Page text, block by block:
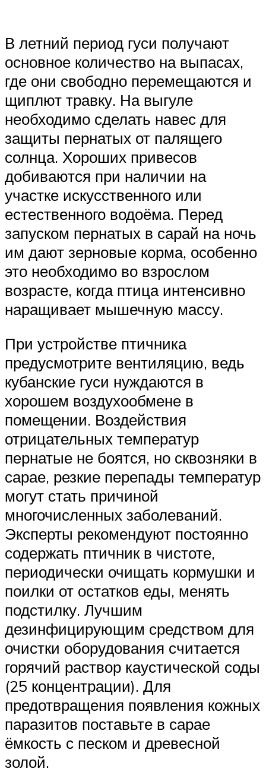
В летний период гуси получают
основное количество на выпасах,
где они свободно перемещаются и
щиплют травку. На выгуле
необходимо сделать навес для
защиты пернатых от палящего
солнца. Хороших привесов
добиваются при наличии на
участке искусственного или
естественного водоёма. Перед
запуском пернатых в сарай на ночь
им дают зерновые корма, особенно
это необходимо во взрослом
возрасте, когда птица интенсивно
наращивает мышечную массу.
При устройстве птичника
предусмотрите вентиляцию, ведь
кубанские гуси нуждаются в
хорошем воздухообмене в
помещении. Воздействия
отрицательных температур
пернатые не боятся, но сквозняки в
сарае, резкие перепады температур
могут стать причиной
многочисленных заболеваний.
Эксперты рекомендуют постоянно
содержать птичник в чистоте,
периодически очищать кормушки и
поилки от остатков еды, менять
подстилку. Лучшим
дезинфицирующим средством для
очистки оборудования считается
горячий раствор каустической соды
(25 концентрации). Для
предотвращения появления кожных
паразитов поставьте в сарае
ёмкость с песком и древесной
золой.